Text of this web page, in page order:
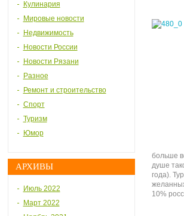
Кулинария
Мировые новости
Недвижимость
Новости России
Новости Рязани
Разное
Ремонт и строительство
Спорт
Туризм
Юмор
АРХИВЫ
Июль 2022
Март 2022
больше
душе
года).
10%